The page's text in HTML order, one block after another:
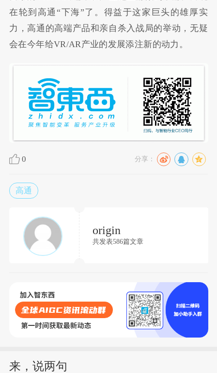
在轮到高通“下海”了。得益于这家巨头的雄厚实
力，高通的高端产品和亲自杀入战局的举动，无疑
会在今年给VR/AR产业的发展添注新的动力。
0 分享：
高通
origin
共发表586篇文章
来，说两句